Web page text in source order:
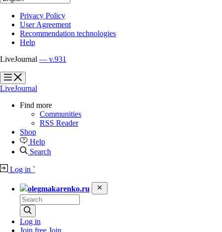
Privacy Policy
User Agreement
Recommendation technologies
Help
LiveJournal — v.931
?
?
LiveJournal
Find more
Communities
RSS Reader
Shop
Help
Search
Log in `
olegmakarenko.ru
Log in